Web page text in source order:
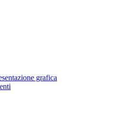
grafica